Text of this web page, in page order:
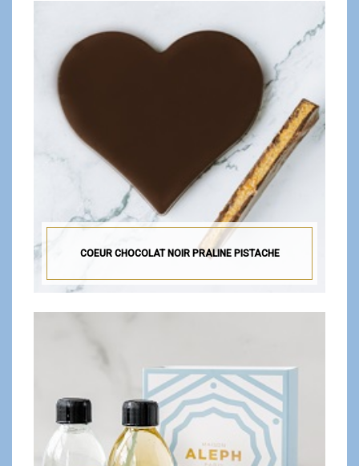
COEUR CHOCOLAT NOIR PRALINE PISTACHE